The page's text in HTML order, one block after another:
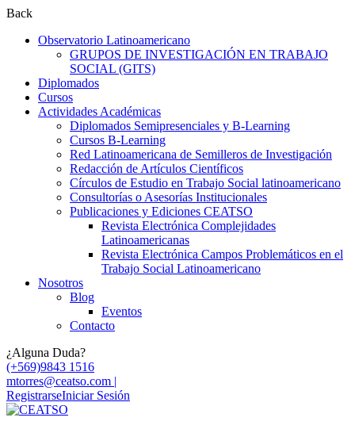
Back
Observatorio Latinoamericano
GRUPOS DE INVESTIGACIÓN EN TRABAJO
SOCIAL (GITS)
Diplomados
Cursos
Actividades Académicas
Diplomados Semipresenciales y B-Learning
Cursos B-Learning
Red Latinoamericana de Semilleros de Investigación
Redacción de Artículos Científicos
Círculos de Estudio en Trabajo Social latinoamericano
Consultorías o Asesorías Institucionales
Publicaciones y Ediciones CEATSO
Revista Electrónica Complejidades
Latinoamericanas
Revista Electrónica Campos Problemáticos en el
Trabajo Social Latinoamericano
Nosotros
Blog
Eventos
Contacto
¿Alguna Duda?
(+569)9843 1516
mtorres@ceatso.com |
RegistrarseIniciar Sesión